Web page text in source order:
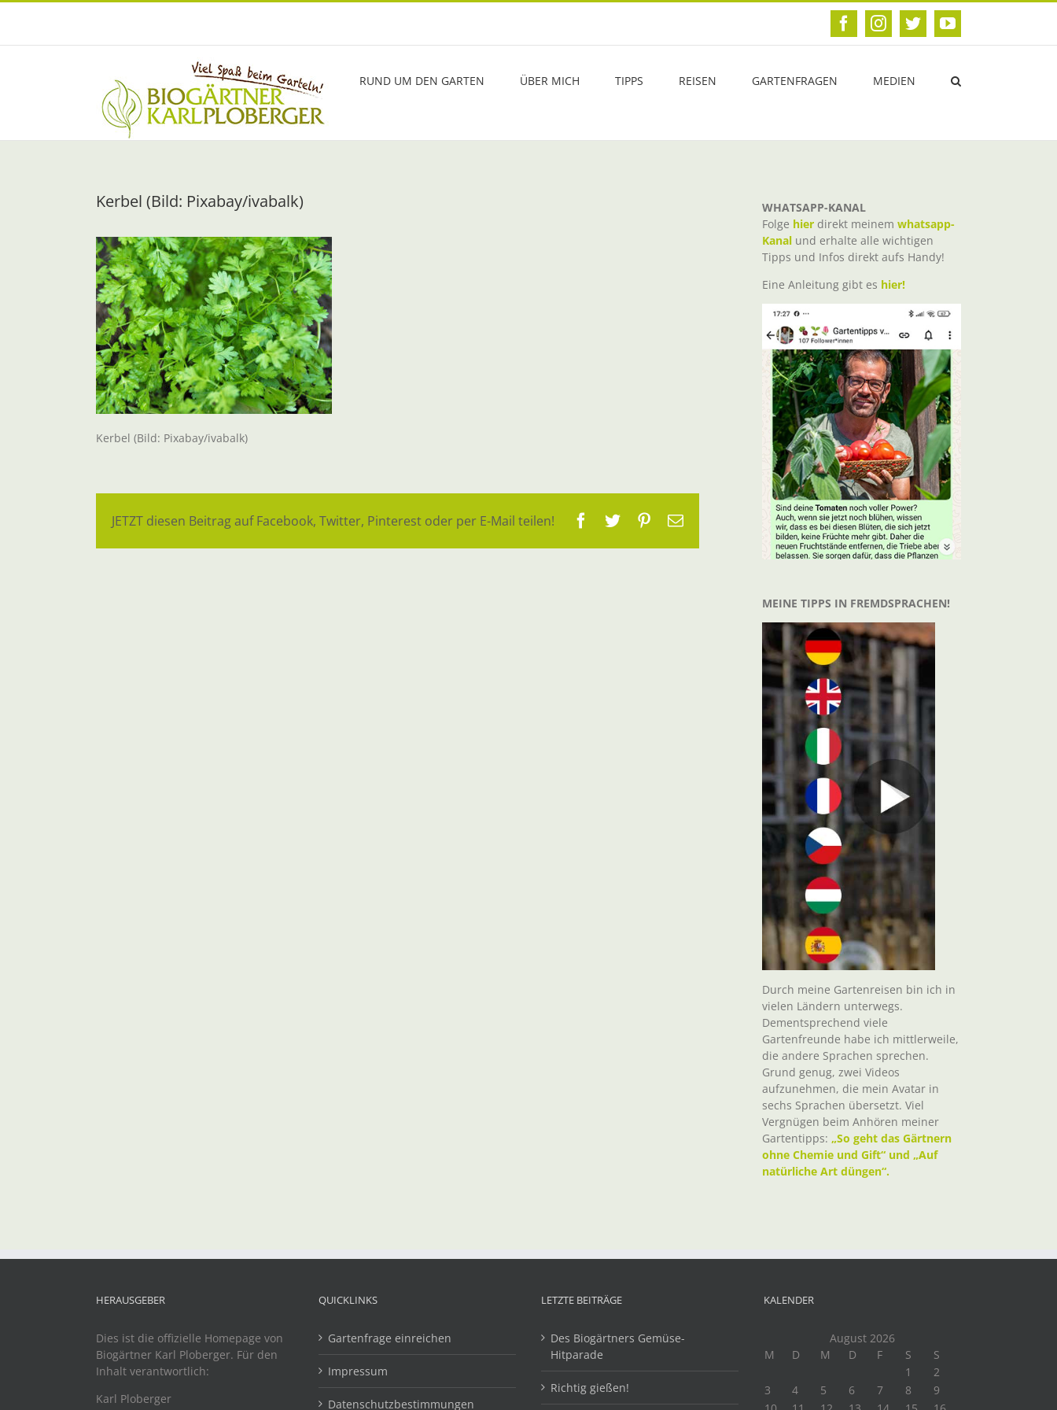
Zum
FacebookInstagram
TwitterYouTube
RUND UM DEN GARTEN ÜBER MICH TIPPS REISEN GARTENFRAGEN MEDIEN
Kerbel (Bild: Pixabay/ivabalk)
Kerbel (Bild: Pixabay/ivabalk)
JETZT diesen Beitrag auf Facebook, Twitter, Pinterest oder per E-Mail teilen! Facebook
TwitterPinterest
E-
WHATSAPP-KANAL
Folge hier direkt meinem whatsapp-
Kanal und erhalte alle wichtigen
Tipps und Infos direkt aufs Handy!
Eine Anleitung gibt es hier!
MEINE TIPPS IN FREMDSPRACHEN!
Durch meine Gartenreisen bin ich in
vielen Ländern unterwegs.
Dementsprechend viele
Gartenfreunde habe ich mittlerweile,
die andere Sprachen sprechen.
Grund genug, zwei Videos
aufzunehmen, die mein Avatar in
sechs Sprachen übersetzt. Viel
Vergnügen beim Anhören meiner
Gartentipps: „So geht das Gärtnern
ohne Chemie und Gift“ und „Auf
natürliche Art düngen“.
HERAUSGEBER
Dies ist die offizielle Homepage von
Biogärtner Karl Ploberger. Für den
Inhalt verantwortlich:
Karl Ploberger
QUICKLINKS
Gartenfrage einreichen
Impressum
Datenschutzbestimmungen
LETZTE BEITRÄGE
Des Biogärtners Gemüse-
Hitparade
Richtig gießen!
KALENDER
August 2026
M
D M D F S
S
1
2
3
4 5 6 7 8
9